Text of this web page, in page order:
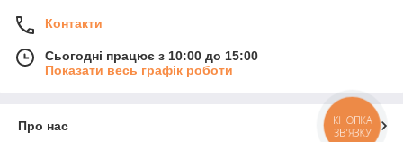
Контакти
Сьогодні працює з 10:00 до 15:00
Показати весь графік роботи
Про нас
КНОПКА
ЗВ'ЯЗКУ